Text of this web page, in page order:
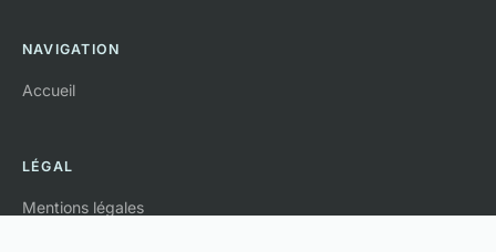
NAVIGATION
Accueil
LÉGAL
Mentions légales